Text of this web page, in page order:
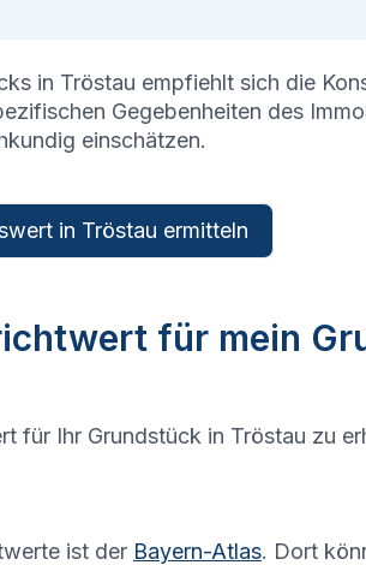
in Tröstau empfiehlt sich die
Gegebenheiten des
einschätzen.
in Tröstau ermitteln
für mein
für Ihr Grundstück in Tröstau zu
ist der Bayern-Atlas. Dort